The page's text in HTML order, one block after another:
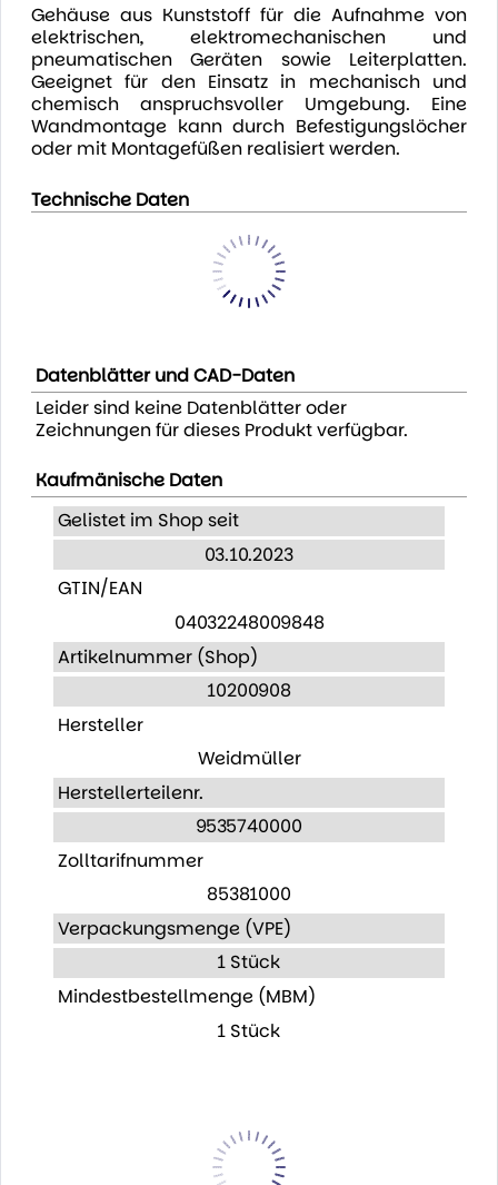
Gehäuse aus Kunststoff für die Aufnahme von
elektrischen, elektromechanischen und
pneumatischen Geräten sowie Leiterplatten.
Geeignet für den Einsatz in mechanisch und
chemisch anspruchsvoller Umgebung. Eine
Wandmontage kann durch Befestigungslöcher
oder mit Montagefüßen realisiert werden.
Technische Daten
Datenblätter und CAD-Daten
Leider sind keine Datenblätter oder
Zeichnungen für dieses Produkt verfügbar.
Kaufmänische Daten
Gelistet im Shop seit
03.10.2023
GTIN/EAN
04032248009848
Artikelnummer (Shop)
10200908
Hersteller
Weidmüller
Herstellerteilenr.
9535740000
Zolltarifnummer
85381000
Verpackungsmenge (VPE)
1 Stück
Mindestbestellmenge (MBM)
1 Stück